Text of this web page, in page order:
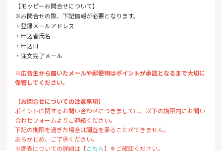
【モッピーお問合せについて】
※お問合せの際、下記情報が必要となります。
・登録メールアドレス
・申込者氏名
・申込日
・注文完了メール
※広告主から届いたメールや郵便物はポイントが承認となるまで大切に
保管してください。
【お問合せについての注意事項】
ポイントに関するお問い合わせにつきましては、以下の期限内にお問い
合わせフォームよりご連絡ください。
下記の期限を過ぎた場合は調査を承ることができません。
あらかじめ、ご了承ください。
※調査についての詳細は【こちら】をご確認ください。